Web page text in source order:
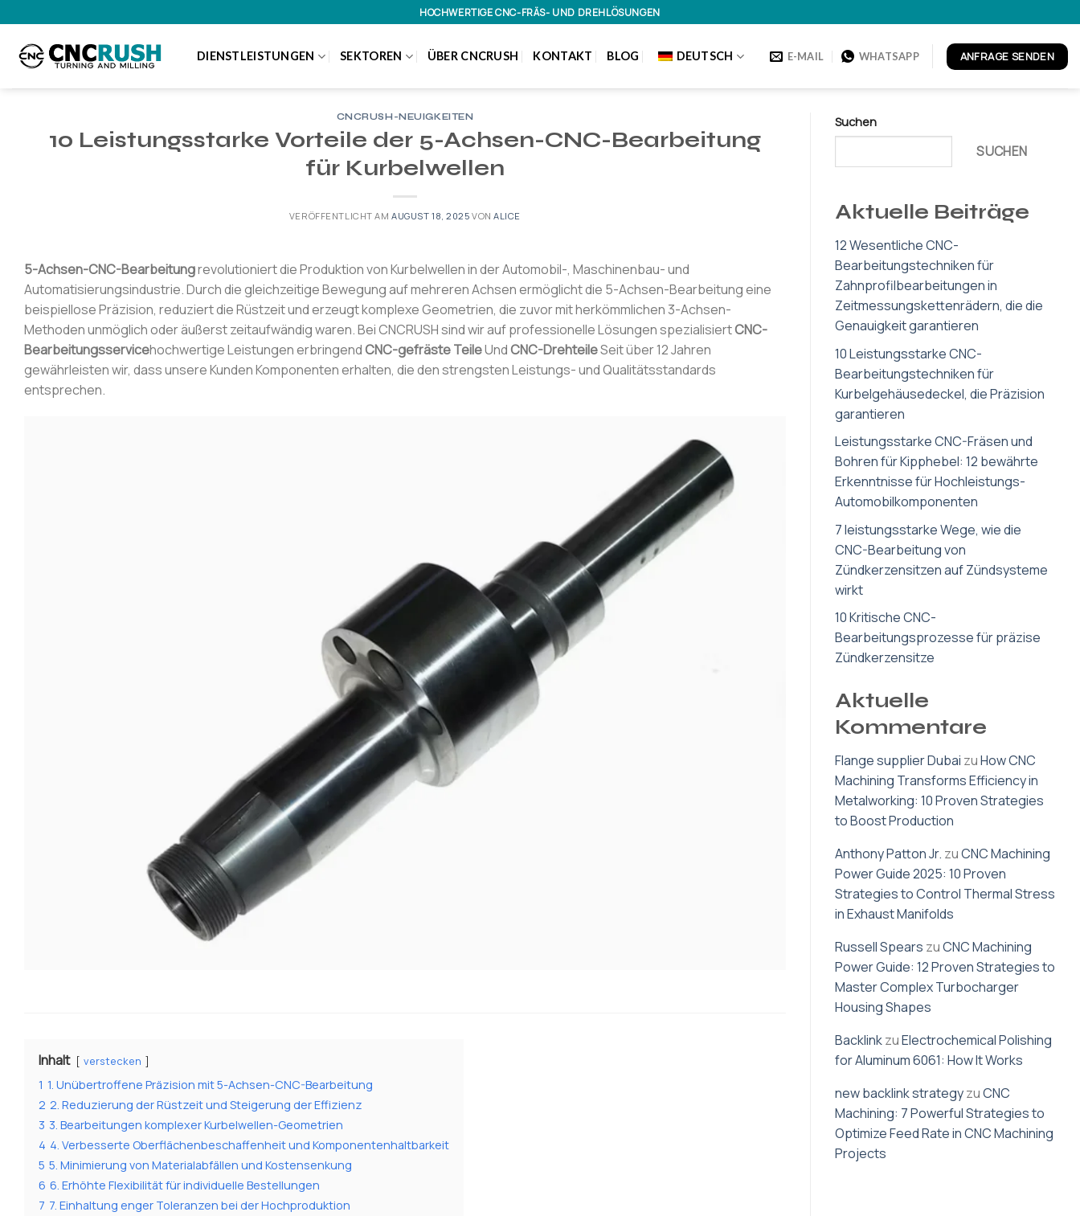
Inhalt
springen
HOCHWERTIGE CNC-FRÄS- UND DREHLÖSUNGEN
DIENSTLEISTUNGEN SEKTOREN ÜBER CNCRUSH KONTAKT BLOG DEUTSCH E-MAIL WHATSAPP ANFRAGE SENDEN
CNCRUSH-NEUIGKEITEN
10 Leistungsstarke Vorteile der 5-Achsen-CNC-Bearbeitung
für Kurbelwellen
VERÖFFENTLICHT AMAUGUST 18, 2025 VONALICE
5-Achsen-CNC-Bearbeitungrevolutioniert die Produktion von Kurbelwellen in der Automobil-, Maschinenbau- und
Automatisierungsindustrie. Durch die gleichzeitige Bewegung auf mehreren Achsen ermöglicht die 5-Achsen-Bearbeitung eine
beispiellose Präzision, reduziert die Rüstzeit und erzeugt komplexe Geometrien, die zuvor mit herkömmlichen 3-Achsen-
Methoden unmöglich oder äußerst zeitaufwändig waren. Bei CNCRUSH sind wir auf professionelle Lösungen spezialisiertCNC-
Bearbeitungsservicehochwertige Leistungen erbringendCNC-gefräste TeileUndCNC-DrehteileSeit über 12 Jahren
gewährleisten wir, dass unsere Kunden Komponenten erhalten, die den strengsten Leistungs- und Qualitätsstandards
entsprechen.
Inhalt verstecken
1 1. Unübertroffene Präzision mit 5-Achsen-CNC-Bearbeitung
2 2. Reduzierung der Rüstzeit und Steigerung der Effizienz
3 3. Bearbeitungen komplexer Kurbelwellen-Geometrien
4 4. Verbesserte Oberflächenbeschaffenheit und Komponentenhaltbarkeit
5 5. Minimierung von Materialabfällen und Kostensenkung
6 6. Erhöhte Flexibilität für individuelle Bestellungen
7 7. Einhaltung enger Toleranzen bei der Hochproduktion
Suchen
SUCHEN
Aktuelle Beiträge
12 Wesentliche CNC-
Bearbeitungstechniken für
Zahnprofilbearbeitungen in
Zeitmessungskettenrädern, die die
Genauigkeit garantieren
10 Leistungsstarke CNC-
Bearbeitungstechniken für
Kurbelgehäusedeckel, die Präzision
garantieren
Leistungsstarke CNC-Fräsen und
Bohren für Kipphebel: 12 bewährte
Erkenntnisse für Hochleistungs-
Automobilkomponenten
7 leistungsstarke Wege, wie die
CNC-Bearbeitung von
Zündkerzensitzen auf Zündsysteme
wirkt
10 Kritische CNC-
Bearbeitungsprozesse für präzise
Zündkerzensitze
Aktuelle
Kommentare
Flange supplier Dubai zuHow CNC
Machining Transforms Efficiency in
Metalworking: 10 Proven Strategies
to Boost Production
Anthony Patton Jr. zuCNC Machining
Power Guide 2025: 10 Proven
Strategies to Control Thermal Stress
in Exhaust Manifolds
Russell Spears zuCNC Machining
Power Guide: 12 Proven Strategies to
Master Complex Turbocharger
Housing Shapes
BacklinkzuElectrochemical Polishing
for Aluminum 6061: How It Works
new backlink strategyzuCNC
Machining: 7 Powerful Strategies to
Optimize Feed Rate in CNC Machining
Projects